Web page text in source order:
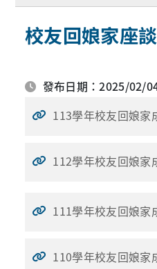
校友回娘家座談
發布日期：2025/02/
113學年校友回娘
112學年校友回娘
111學年校友回娘家
110學年校友回娘家